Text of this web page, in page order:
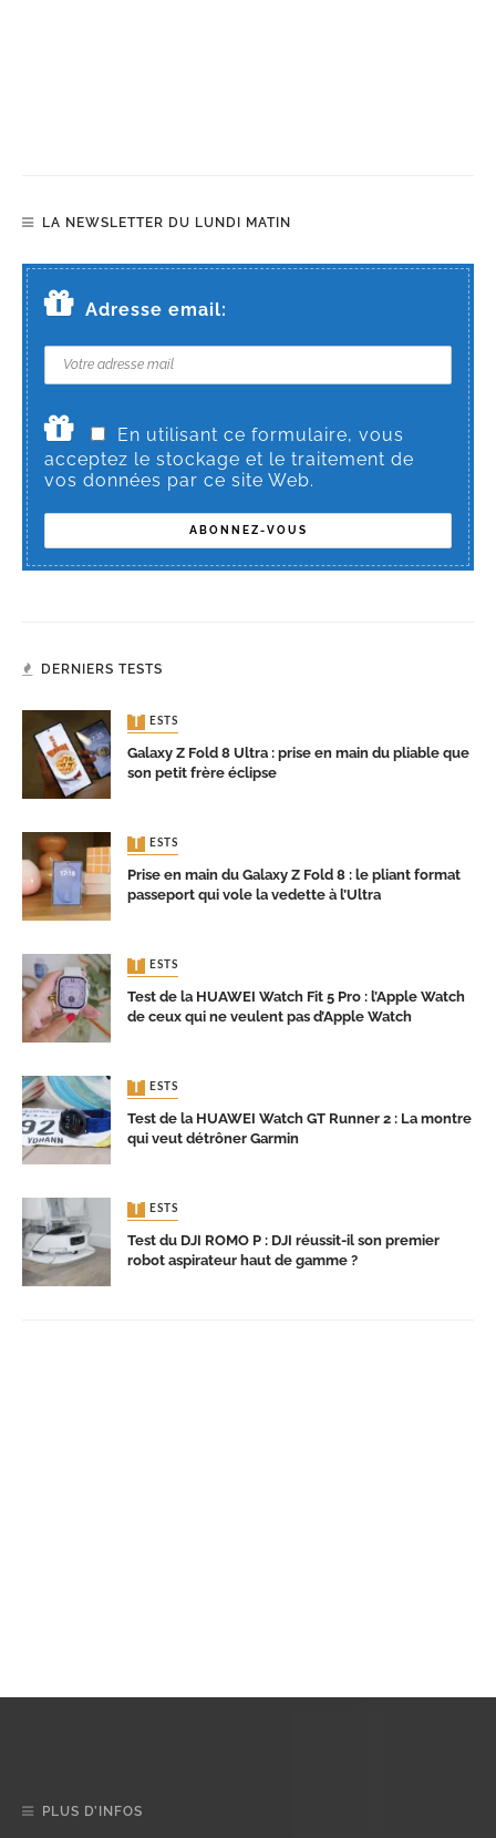
LA NEWSLETTER DU LUNDI MATIN
Adresse email:
En utilisant ce formulaire, vous
acceptez le stockage et le traitement de
vos données par ce site Web.
DERNIERS TESTS
TESTS
Galaxy Z Fold 8 Ultra : prise en main du pliable que
son petit frère éclipse
TESTS
Prise en main du Galaxy Z Fold 8 : le pliant format
passeport qui vole la vedette à l’Ultra
TESTS
Test de la HUAWEI Watch Fit 5 Pro : l’Apple Watch
de ceux qui ne veulent pas d’Apple Watch
TESTS
Test de la HUAWEI Watch GT Runner 2 : La montre
qui veut détrôner Garmin
TESTS
Test du DJI ROMO P : DJI réussit-il son premier
robot aspirateur haut de gamme ?
PLUS D’INFOS